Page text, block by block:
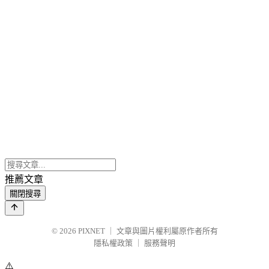
推薦文章
關閉搜尋
© 2026 PIXNET
文章與圖片權利屬原作者所有
隱私權政策
服務聲明
⚠️